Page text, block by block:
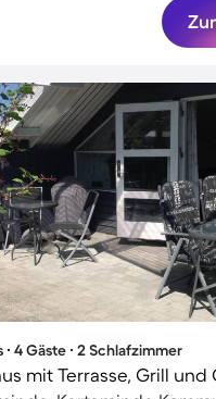
∙ 4 Gäste ∙ 2 Schlafzimmer